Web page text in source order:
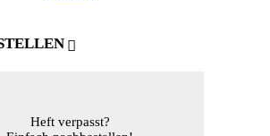
Heft verpasst?